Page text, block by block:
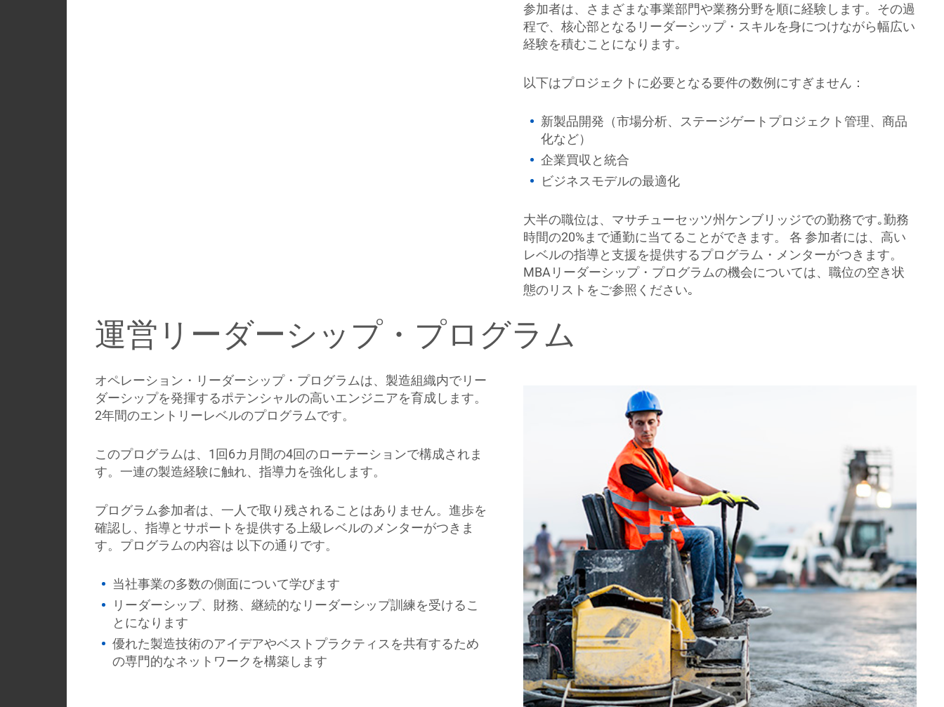
参加者は、さまざまな事業部門や業務分野を順に経験します。その過
程で、核心部となるリーダーシップ・スキルを身につけながら幅広い
経験を積むことになります｡
以下はプロジェクトに必要となる要件の数例にすぎません：
新製品開発（市場分析、ステージゲートプロジェクト管理、商品
化など）
企業買収と統合
ビジネスモデルの最適化
大半の職位は、マサチューセッツ州ケンブリッジでの勤務です｡勤務
時間の20%まで通勤に当てることができます。 各 参加者には、高い
レベルの指導と支援を提供するプログラム・メンターがつきます。
MBAリーダーシップ・プログラムの機会については、職位の空き状
態のリストをご参照ください｡
運営リーダーシップ・プログラム
オペレーション・リーダーシップ・プログラムは、製造組織内でリー
ダーシップを発揮するポテンシャルの高いエンジニアを育成します。
2年間のエントリーレベルのプログラムです。
このプログラムは、1回6カ月間の4回のローテーションで構成されま
す。一連の製造経験に触れ、指導力を強化します。
プログラム参加者は、一人で取り残されることはありません。進歩を
確認し、指導とサポートを提供する上級レベルのメンターがつきま
す。プログラムの内容は 以下の通りです。
当社事業の多数の側面について学びます
リーダーシップ、財務、継続的なリーダーシップ訓練を受けるこ
とになります
優れた製造技術のアイデアやベストプラクティスを共有するため
の専門的なネットワークを構築します